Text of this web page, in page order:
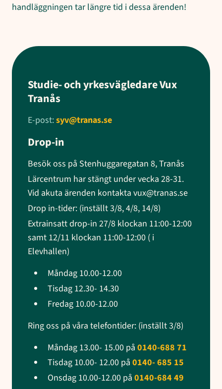
handläggningen tar längre tid i dessa ärenden!
Studie- och yrkesvägledare Vux
Tranås
E-post:syv@tranas.se
Drop-in
Besök oss på Stenhuggaregatan 8, Tranås
Lärcentrum har stängt under vecka 28-31.
Vid akuta ärenden kontakta vux@tranas.se
Drop in-tider: (inställt 3/8, 4/8, 14/8)
Extrainsatt drop-in 27/8 klockan 11:00-12:00
samt 12/11 klockan 11:00-12:00 ( i
Elevhallen)
Måndag 10.00-12.00
Tisdag 12.30- 14.30
Fredag 10.00-12.00
Ring oss på våra telefontider: (inställt 3/8)
Måndag 13.00- 15.00 på 0140-688 71
Tisdag 10.00- 12.00 på 0140- 685 15
Onsdag 10.00-12.00 på 0140-684 49